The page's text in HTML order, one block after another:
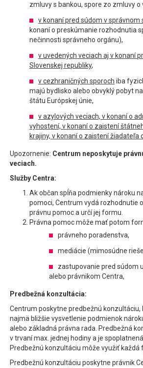
zmluvy s bankou, spore zo zmluvy o
v konaní pred súdom v správnom
konaní o preskúmanie rozhodnutia
nečinnosti správneho orgánu),
v uvedených veciach aj v konaní
Slovenskej republiky,
v cezhraničných sporoch iba
majú bydlisko alebo obvyklý pobyt
štátu Európskej únie,
v azylových veciach, v konaní o
vyhostení, v konaní o zaistení
krajiny, v konaní o zaistení žiadateľa
Upozornenie: Centrum neposkytuje
veciach.
Služby Centra:
Ak občan spĺňa podmienky nároku
pomoci, Centrum vydá rozhodnutie
právnu pomoc a určí jej formu.
Právna pomoc môže mať potom
právneho poradenstva,
mediácie (mimosúdne
zastupovanie pred súdom
alebo právnikom Centra,
Predbežná konzultácia:
Centrum poskytne predbežnú konzultáciu,
najmä bližšie vysvetlenie podmienok
alebo základná právna rada. Predbežná
v trvaní max. jednej hodiny a je
Predbežnú konzultáciu môže využiť každá
Predbežnú konzultáciu poskytne právnik